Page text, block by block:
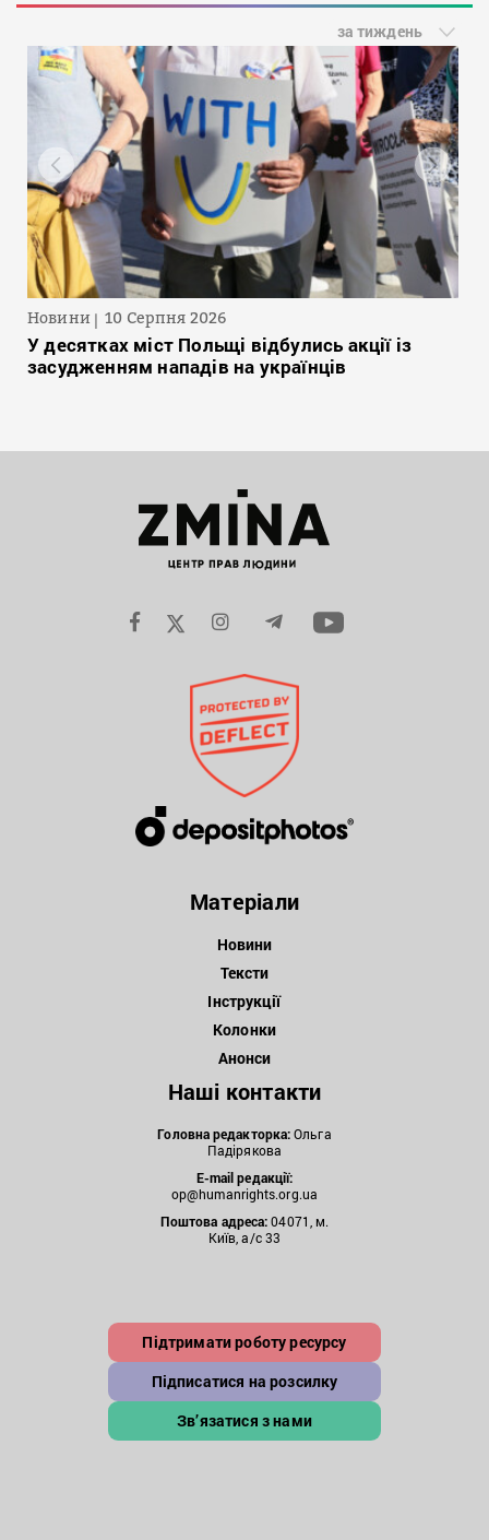
за тиждень
Новини 10 Серпня 2026
У десятках міст Польщі відбулись акції із
засудженням нападів на українців
Матеріали
Новини
Тексти
Інструкції
Колонки
Анонси
Наші контакти
Головна редакторка:Ольга
Падірякова
E-mail редакції:
op@humanrights.org.ua
Поштова адреса:04071, м.
Київ, а/с 33
Підтримати роботу ресурсу
Підписатися на розсилку
Зв’язатися з нами